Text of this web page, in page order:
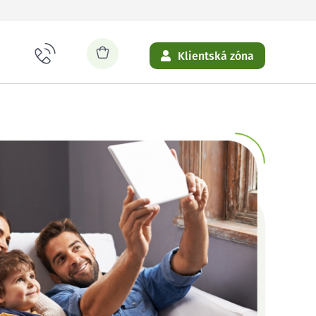
Klientská zóna